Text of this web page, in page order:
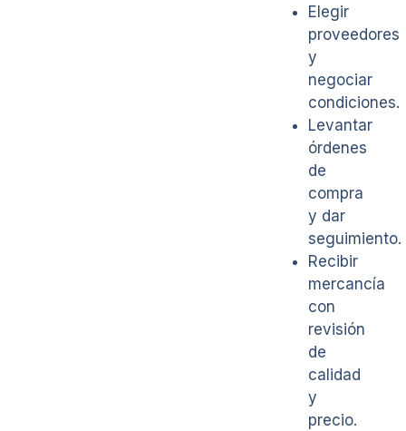
Elegir
proveedores
y
negociar
condiciones.
Levantar
órdenes
de
compra
y dar
seguimiento.
Recibir
mercancía
con
revisión
de
calidad
y
precio.